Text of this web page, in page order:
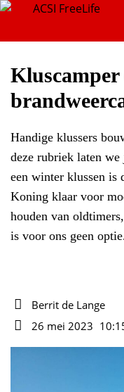
Zoeken
Kluscamper
Handige klussers
deze rubriek laten
een winter klussen is
Koning klaar voor
houden van
is voor ons geen
Auteur
Berrit de Lange
26 mei 2023